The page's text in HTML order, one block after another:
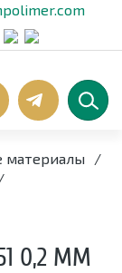
материалы
/
0,2 ММ